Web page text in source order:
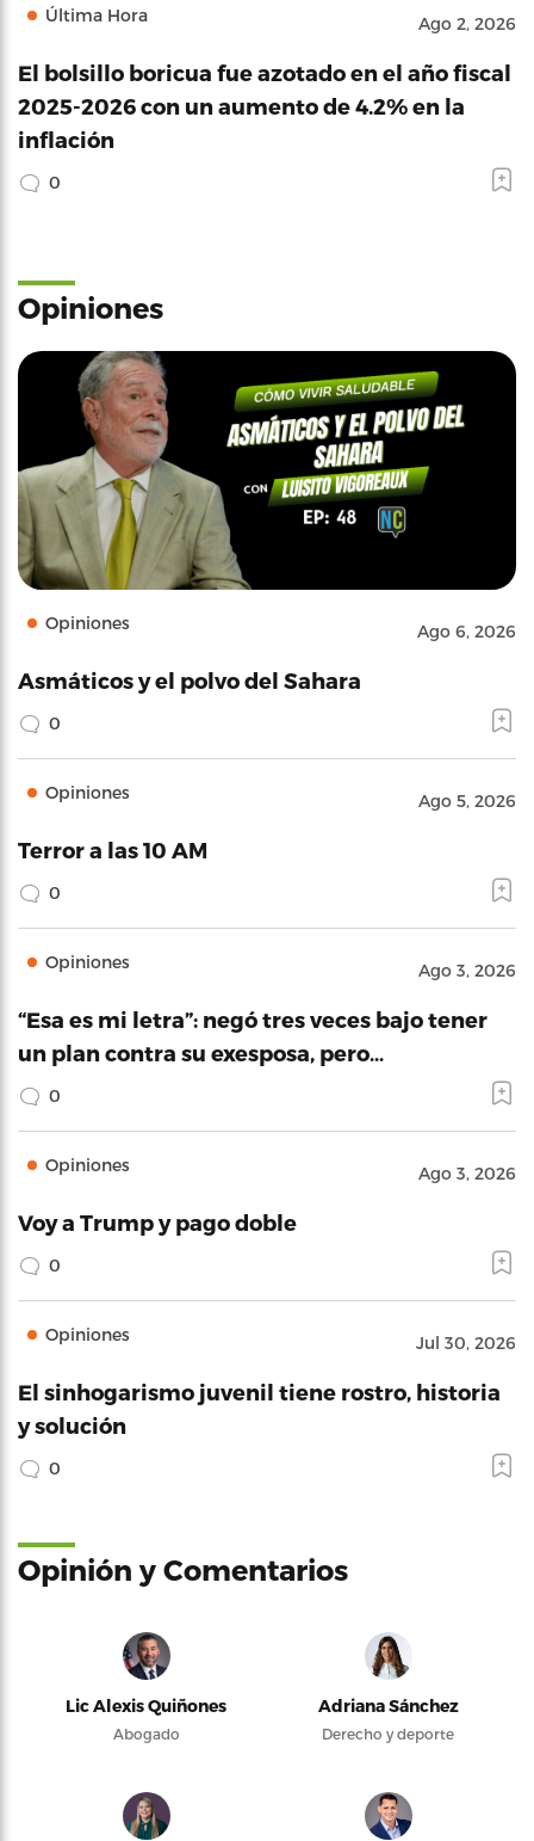
Última Hora Ago 2, 2026
El bolsillo boricua fue azotado en el año fiscal
2025-2026 con un aumento de 4.2% en la
inflación
0
Opiniones
Opiniones Ago 6, 2026
Asmáticos y el polvo del Sahara
0
Opiniones Ago 5, 2026
Terror a las 10 AM
0
Opiniones Ago 3, 2026
“Esa es mi letra”: negó tres veces bajo tener
un plan contra su exesposa, pero…
0
Opiniones Ago 3, 2026
Voy a Trump y pago doble
0
Opiniones Jul 30, 2026
El sinhogarismo juvenil tiene rostro, historia
y solución
0
Opinión y Comentarios
Lic Alexis Quiñones
Abogado
Adriana Sánchez
Derecho y deporte